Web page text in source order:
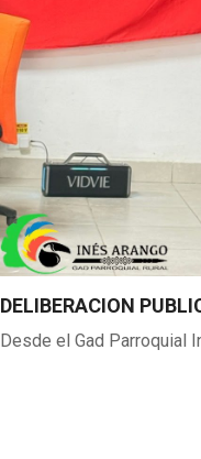
DELIBERACION
Desde el Gad Parroquial